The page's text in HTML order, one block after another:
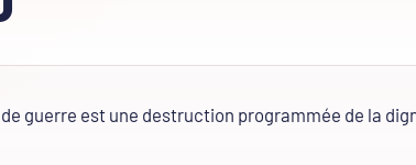
guerre est une destruction programmée de la